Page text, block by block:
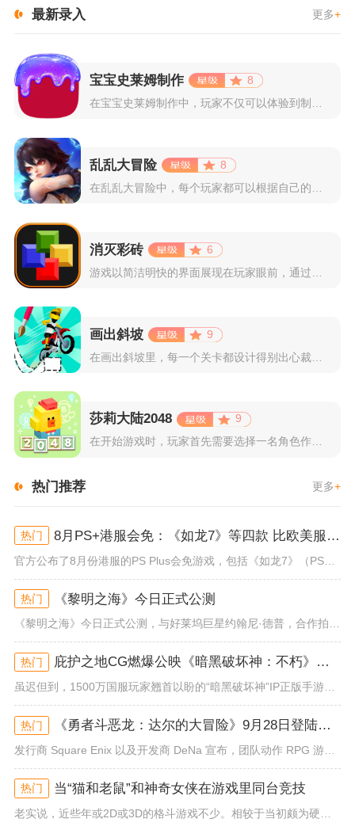
最新录入 更多+
宝宝史莱姆制作
8
乱乱大冒险
8
消灭彩砖
6
画出斜坡
9
莎莉大陆2048
9
在开始游戏时，玩家首先需要选择一名角色作为自己的代表，在神秘...
热门推荐 更多+
热门 8月PS+港服会免：《如龙7》等四款 比欧美服多一款
官方公布了8月份港服的PS Plus会免游戏，包括《如龙7》（PS4/PS5）、《小小梦魇》（PS4）、《托尼霍克职业滑...
热门 《黎明之海》今日正式公测
《黎明之海》今日正式公测，与好莱坞巨星约翰尼·德普，合作拍摄的宣传短片《冒险者的游戏》同步上线！沉浸式环球之旅 打造属于...
热门 庇护之地CG燃爆公映《暗黑破坏神：不朽》今日全平台上线
虽迟但到，1500万国服玩家翘首以盼的“暗黑破坏神”IP正版手游《暗黑破坏神：不朽》已于今日全平台上线！动作RPG王者再...
热门 《勇者斗恶龙：达尔的大冒险》9月28日登陆苹果谷歌应用商店
发行商 Square Enix 以及开发商 DeNa 宣布，团队动作 RPG 游戏《勇者斗恶龙：达尔的大冒险 魂之绊》将...
热门 当“猫和老鼠”和神奇女侠在游戏里同台竞技